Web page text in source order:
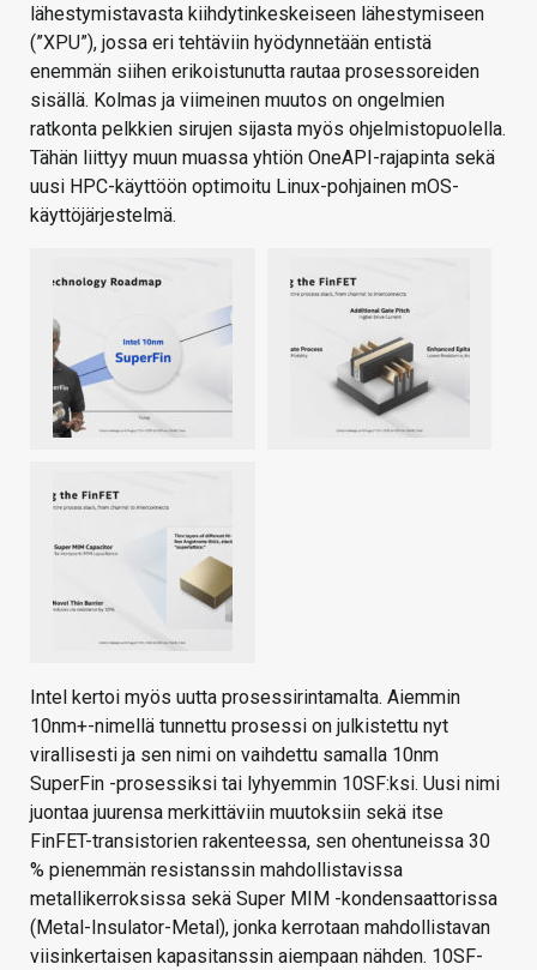
lähestymistavasta kiihdytinkeskeiseen lähestymiseen
(”XPU”), jossa eri tehtäviin hyödynnetään entistä
enemmän siihen erikoistunutta rautaa prosessoreiden
sisällä. Kolmas ja viimeinen muutos on ongelmien
ratkonta pelkkien sirujen sijasta myös ohjelmistopuolella.
Tähän liittyy muun muassa yhtiön OneAPI-rajapinta sekä
uusi HPC-käyttöön optimoitu Linux-pohjainen mOS-
käyttöjärjestelmä.
Intel kertoi myös uutta prosessirintamalta. Aiemmin
10nm+-nimellä tunnettu prosessi on julkistettu nyt
virallisesti ja sen nimi on vaihdettu samalla 10nm
SuperFin -prosessiksi tai lyhyemmin 10SF:ksi. Uusi nimi
juontaa juurensa merkittäviin muutoksiin sekä itse
FinFET-transistorien rakenteessa, sen ohentuneissa 30
% pienemmän resistanssin mahdollistavissa
metallikerroksissa sekä Super MIM -kondensaattorissa
(Metal-Insulator-Metal), jonka kerrotaan mahdollistavan
viisinkertaisen kapasitanssin aiempaan nähden. 10SF-